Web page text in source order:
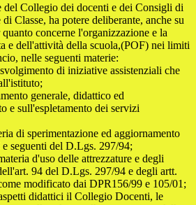
del Collegio dei docenti e dei Consigli di
Classe, ha potere deliberante, anche su
concerne l'organizzazione e la
e dell'attività della scuola,(POF) nei limiti
nelle seguenti materie:
di iniziative assistenziali che
generale, didattico ed
e sull'espletamento dei servizi
di sperimentazione ed aggiornamento
seguenti del D.Lgs. 297/94;
d'uso delle attrezzature e degli
94 del D.Lgs. 297/94 e degli artt.
modificato dai DPR156/99 e 105/01;
didattici il Collegio Docenti, le